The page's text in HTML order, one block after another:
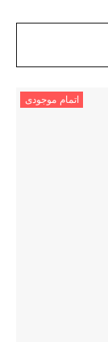
اتمام موجودی